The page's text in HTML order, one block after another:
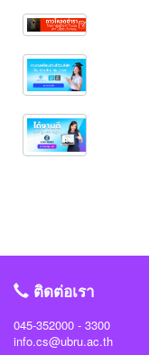
ติดต่อเรา
045-352000 - 3300
info.cs@ubru.ac.th